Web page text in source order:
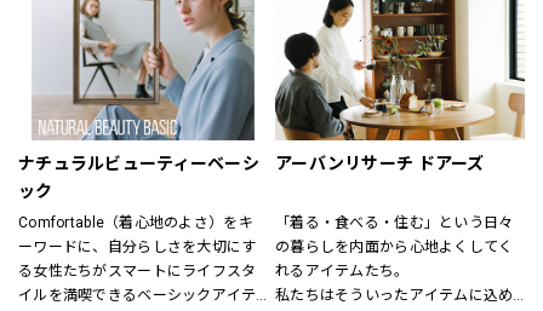
結婚式、お別れ、パーティー、そし
てちょっとしたお出かけなど
特別な日も、日常も様々なシーンで
着まわせるアイテムをトータルに
提案する新しいフォーマルコンセプ
トショップ。
礼服、喪服、パーティードレス、ロ
ングドレス、ブライダルドレス、セ
レモニースーツ、アクセサリー等、
フォーマルアイテムをトータルコー
ディネートで提案させていただきま
す。
毎日着れるシンプルなものからデザ
インにこだわった商品、そして最新
のお値打ちファッションも用意して
います。
特別なルートで仕入れた商品にきっ
と満足いただけるはずです。
ナチュラルビューティーベーシ
ック
Comfortable（着心地のよさ）をキ
ーワードに、自分らしさを大切にす
る女性たちがスマートにライフスタ
イルを満喫できるベーシックアイテ
アーバンリサーチ ドアーズ
「着る・食べる・住む」という日々
の暮らしを内面から心地よくしてく
れるアイテムたち。
私たちはそういったアイテムに込め